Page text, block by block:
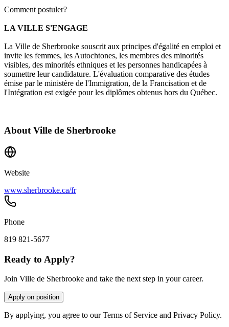
Comment postuler?
LA VILLE S'ENGAGE
La Ville de Sherbrooke souscrit aux principes d'égalité en emploi et
invite les femmes, les Autochtones, les membres des minorités
visibles, des minorités ethniques et les personnes handicapées à
soumettre leur candidature. L'évaluation comparative des études
émise par le ministère de l'Immigration, de la Francisation et de
l'Intégration est exigée pour les diplômes obtenus hors du Québec.
About Ville de Sherbrooke
Website
www.sherbrooke.ca/fr
Phone
819 821-5677
Ready to Apply?
Join Ville de Sherbrooke and take the next step in your career.
Apply on position
By applying, you agree to our Terms of Service and Privacy Policy.